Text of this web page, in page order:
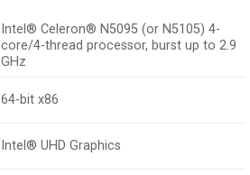
Intel® Celeron® N5095 (or N5105) 4-
core/4-thread processor, burst up to 2.9
GHz
64-bit x86
Intel® UHD Graphics